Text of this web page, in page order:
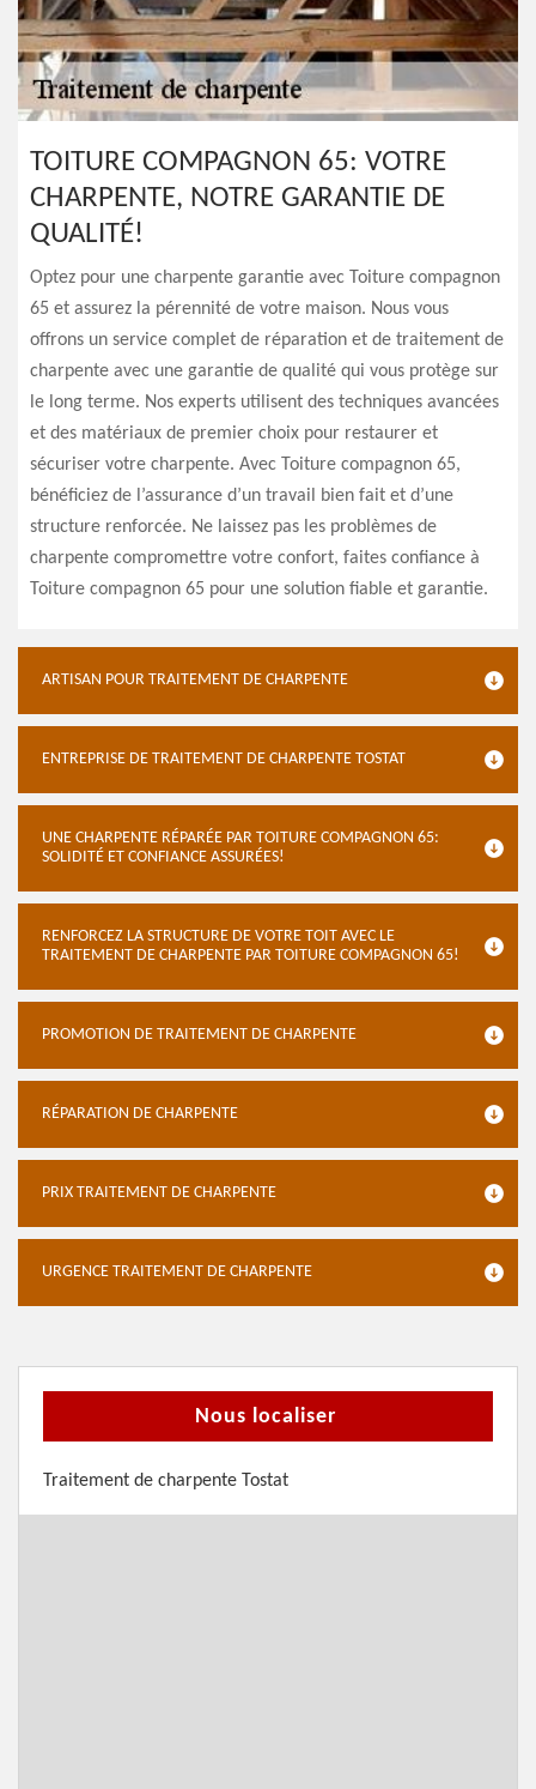
TOITURE COMPAGNON 65: VOTRE
CHARPENTE, NOTRE GARANTIE DE
QUALITÉ!
Optez pour une charpente garantie avec Toiture compagnon
65 et assurez la pérennité de votre maison. Nous vous
offrons un service complet de réparation et de traitement de
charpente avec une garantie de qualité qui vous protège sur
le long terme. Nos experts utilisent des techniques avancées
et des matériaux de premier choix pour restaurer et
sécuriser votre charpente. Avec Toiture compagnon 65,
bénéficiez de l’assurance d’un travail bien fait et d’une
structure renforcée. Ne laissez pas les problèmes de
charpente compromettre votre confort, faites confiance à
Toiture compagnon 65 pour une solution fiable et garantie.
ARTISAN POUR TRAITEMENT DE CHARPENTE
ENTREPRISE DE TRAITEMENT DE CHARPENTE TOSTAT
UNE CHARPENTE RÉPARÉE PAR TOITURE COMPAGNON 65:
SOLIDITÉ ET CONFIANCE ASSURÉES!
RENFORCEZ LA STRUCTURE DE VOTRE TOIT AVEC LE
TRAITEMENT DE CHARPENTE PAR TOITURE COMPAGNON 65!
PROMOTION DE TRAITEMENT DE CHARPENTE
RÉPARATION DE CHARPENTE
PRIX TRAITEMENT DE CHARPENTE
URGENCE TRAITEMENT DE CHARPENTE
Nous localiser
Traitement de charpente Tostat